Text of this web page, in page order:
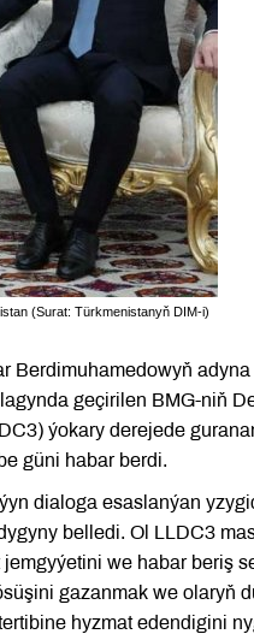
(Surat: Türkmenistanyň DIM-i)
Berdimuhamedowyň
geçirilen BMG-niň
ýokary derejede
güni habar berdi.
dialoga esaslanýan
belledi. Ol LLDC3
we habar beriş
gazanmak we olaryň
hyzmat edendigini